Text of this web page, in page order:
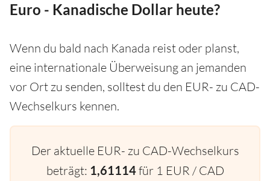
Euro - Kanadische Dollar heute?
Wenn du bald nach Kanada reist oder planst,
eine internationale Überweisung an jemanden
vor Ort zu senden, solltest du den EUR- zu CAD-
Wechselkurs kennen.
Der aktuelle EUR- zu CAD-Wechselkurs
beträgt: 1,61114für 1 EUR / CAD